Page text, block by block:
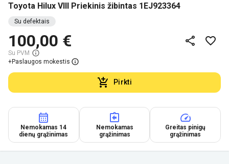
Toyota Hilux VIII Priekinis žibintas 1EJ923364
Su defektais
100,00 €
Su PVM
+Paslaugos mokestis
Pirkti
Nemokamas 14
dienų grąžinimas
Nemokamas
grąžinimas
Greitas pinigų
grąžinimas